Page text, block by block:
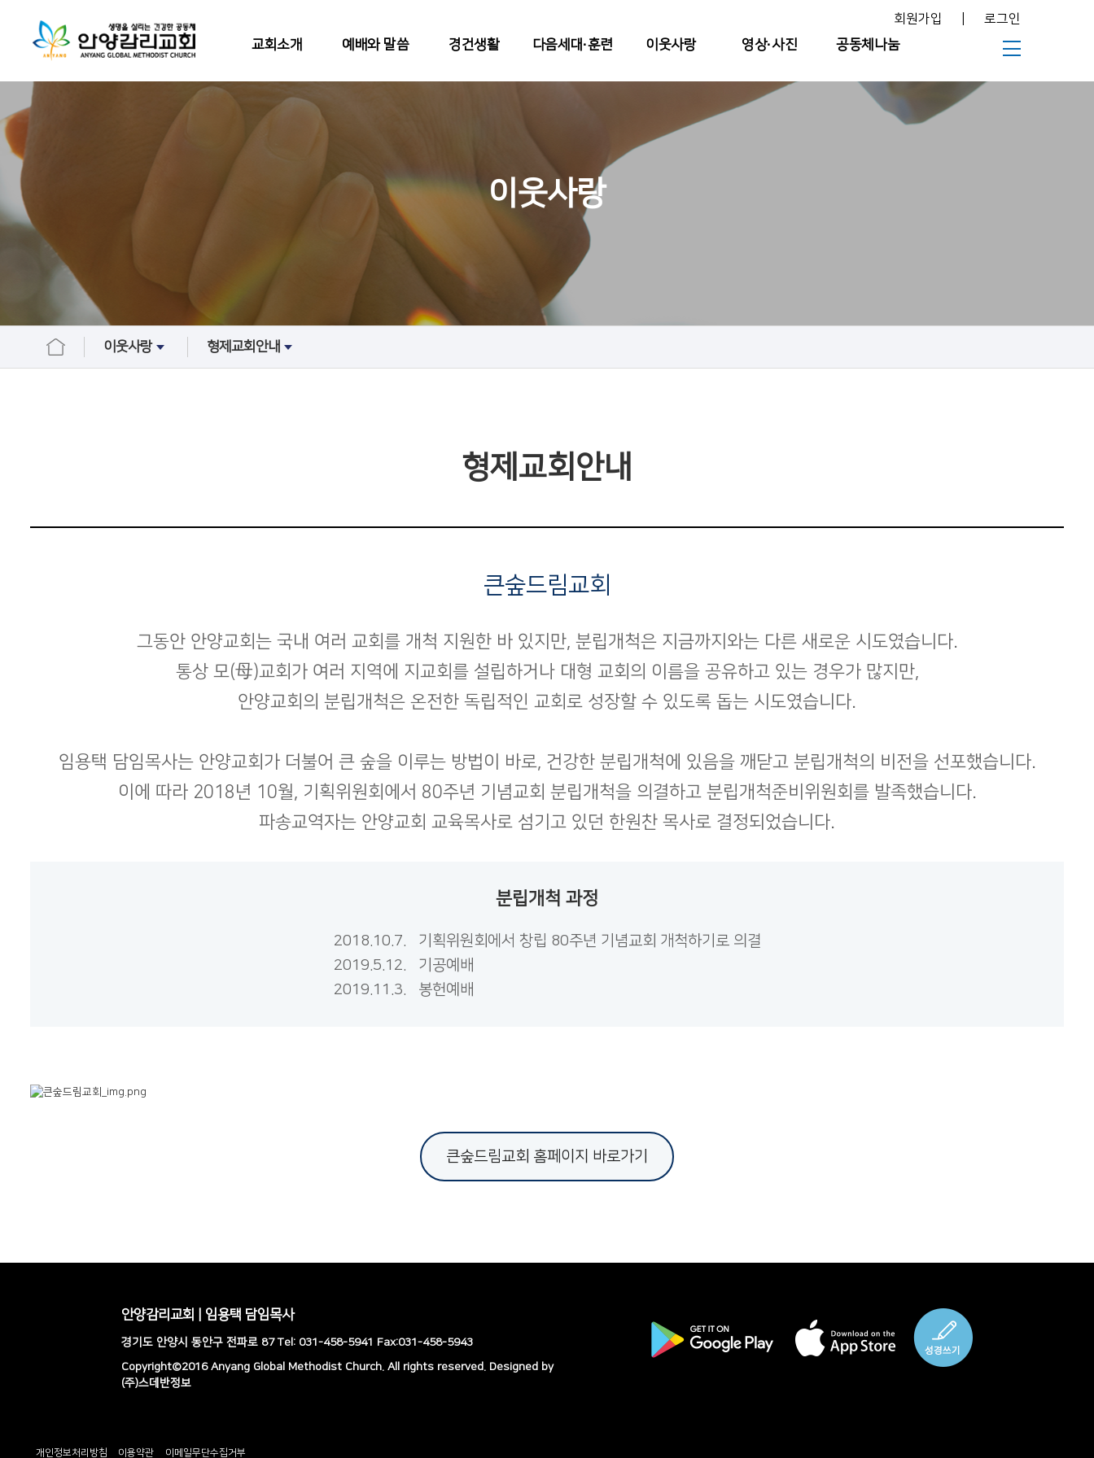
교회소개 예배와 말씀 경건생활 다음세대∙훈련 이웃사랑 영상∙사진 공동체나눔
회원가입 로그인
이웃사랑
이웃사랑 형제교회안내
형제교회안내
큰숲드림교회
그동안 안양교회는 국내 여러 교회를 개척 지원한 바 있지만, 분립개척은 지금까지와는 다른 새로운 시도였습니다.
통상 모(母)교회가 여러 지역에 지교회를 설립하거나 대형 교회의 이름을 공유하고 있는 경우가 많지만,
안양교회의 분립개척은 온전한 독립적인 교회로 성장할 수 있도록 돕는 시도였습니다.
임용택 담임목사는 안양교회가 더불어 큰 숲을 이루는 방법이 바로, 건강한 분립개척에 있음을 깨닫고 분립개척의 비전을 선포했습니다.
이에 따라 2018년 10월, 기획위원회에서 80주년 기념교회 분립개척을 의결하고 분립개척준비위원회를 발족했습니다.
파송교역자는 안양교회 교육목사로 섬기고 있던 한원찬 목사로 결정되었습니다.
분립개척 과정
2018.10.7. 기획위원회에서 창립 80주년 기념교회 개척하기로 의결
2019.5.12. 기공예배
2019.11.3. 봉헌예배
큰숲드림교회 홈페이지 바로가기
안양감리교회 | 임용택 담임목사
경기도 안양시 동안구 전파로 87 Tel: 031-458-5941 Fax:031-458-5943
Copyright©2016 Anyang Global Methodist Church. All rights reserved. Designed by
(주)스데반정보
개인정보처리방침 이용약관 이메일무단수집거부